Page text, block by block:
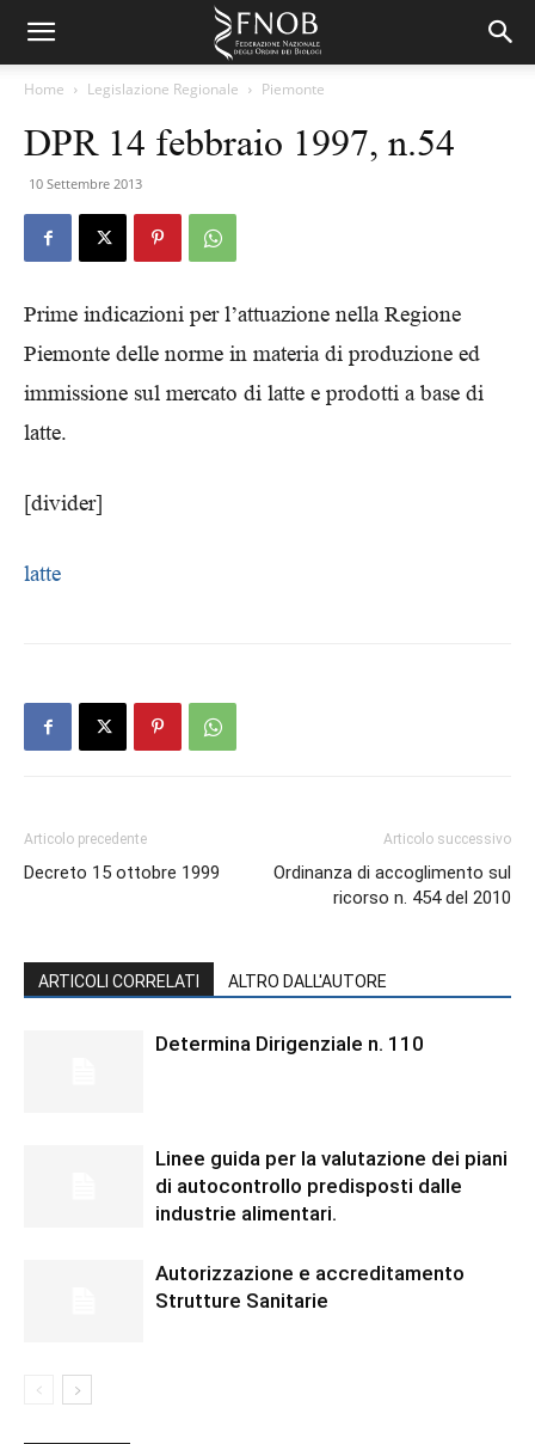
Home Legislazione Regionale Piemonte
DPR 14 febbraio 1997, n.54
10 Settembre 2013
Prime indicazioni per l’attuazione nella Regione
Piemonte delle norme in materia di produzione ed
immissione sul mercato di latte e prodotti a base di
latte.
[divider]
latte
Articolo precedente
Decreto 15 ottobre 1999
Articolo successivo
Ordinanza di accoglimento sul
ricorso n. 454 del 2010
ARTICOLI CORRELATI ALTRO DALL'AUTORE
Determina Dirigenziale n. 110
Linee guida per la valutazione dei piani
di autocontrollo predisposti dalle
industrie alimentari.
Autorizzazione e accreditamento
Strutture Sanitarie